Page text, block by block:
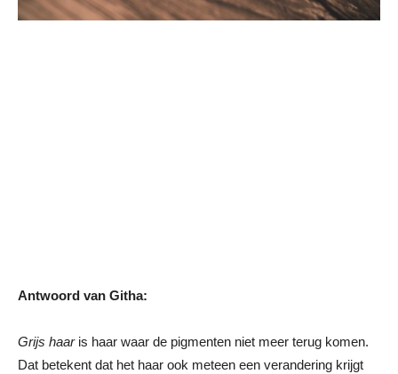
Antwoord van Githa:
Grijs haaris haar waar de pigmenten niet meer terug komen.
Dat betekent dat het haar ook meteen een verandering krijgt